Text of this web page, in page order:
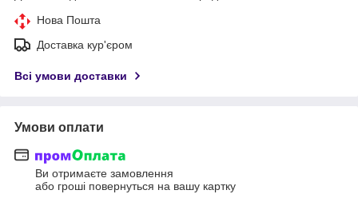
Нова Пошта
Доставка кур'єром
Всі умови доставки
Умови оплати
Ви отримаєте замовлення
або гроші повернуться на вашу картку